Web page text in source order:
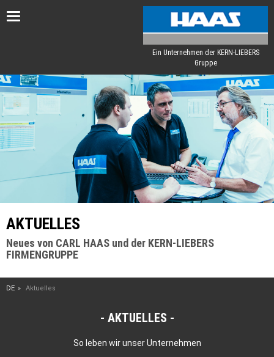
Toggle
Ein Unternehmen der KERN-LIEBERS
Gruppe
AKTUELLES
Neues von CARL HAAS und der KERN-LIEBERS
FIRMENGRUPPE
DE Aktuelles
AKTUELLES
So leben wir unser Unternehmen